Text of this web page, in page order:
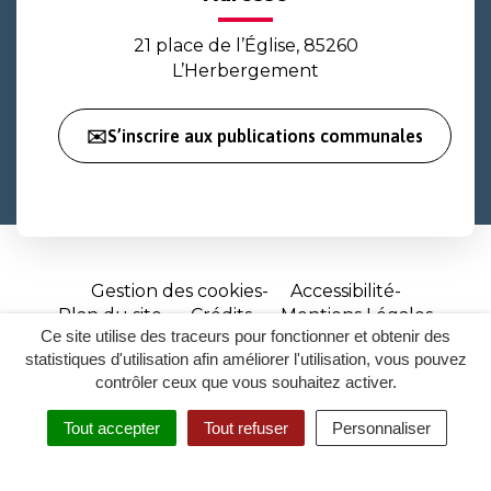
Ce site utilise des traceurs pour fonctionner et obtenir des
statistiques d'utilisation afin améliorer l'utilisation, vous pouvez
contrôler ceux que vous souhaitez activer.
Tout accepter Tout refuser Personnaliser
RECHERCHER
ACCESSIBILITÉ
21 place de l’Église, 85260
L’Herbergement
✉️S’inscrire aux publications communales
Gestion des cookies
Accessibilité
Plan du site
Crédits
Mentions Légales
Site
réalisé
par
Inovagora